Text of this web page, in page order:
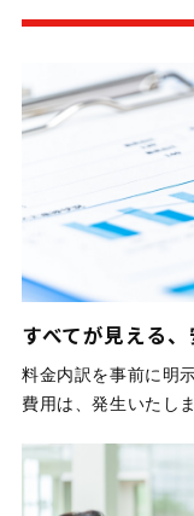
すべてが見える
料金内訳を事前に明
費用は、発生いたし